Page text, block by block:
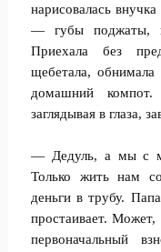
нарисовалась
— губы поджаты,
Приехала без
щебетала,
домашний
заглядывая в глаза,
— Дедуль, а мы с
Только жить нам
деньги в трубу.
простаивает.
первоначальный